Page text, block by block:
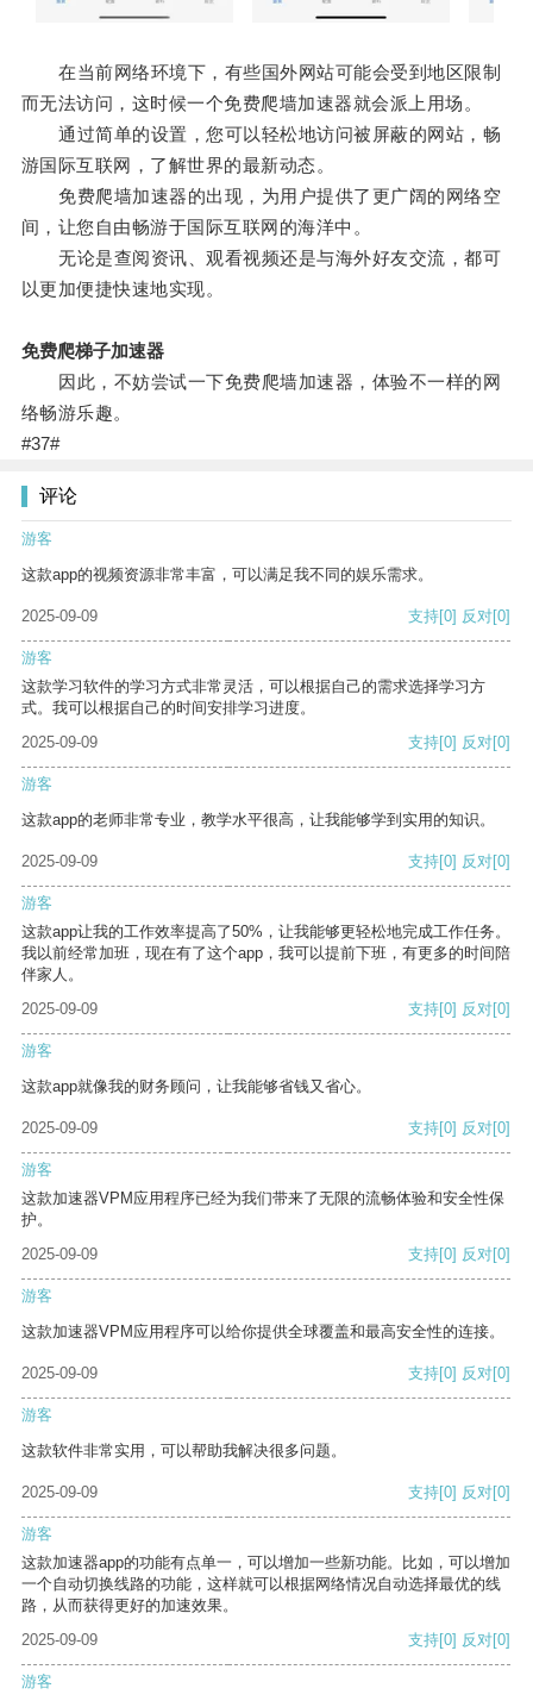
在当前网络环境下，有些国外网站可能会受到地区限制
而无法访问，这时候一个免费爬墙加速器就会派上用场。
通过简单的设置，您可以轻松地访问被屏蔽的网站，畅
游国际互联网，了解世界的最新动态。
免费爬墙加速器的出现，为用户提供了更广阔的网络空
间，让您自由畅游于国际互联网的海洋中。
无论是查阅资讯、观看视频还是与海外好友交流，都可
以更加便捷快速地实现。
免费爬梯子加速器
因此，不妨尝试一下免费爬墙加速器，体验不一样的网
络畅游乐趣。
#37#
评论
游客
这款app的视频资源非常丰富，可以满足我不同的娱乐需求。
2025-09-09 支持[0] 反对[0]
游客
这款学习软件的学习方式非常灵活，可以根据自己的需求选择学习方
式。我可以根据自己的时间安排学习进度。
2025-09-09
支持[0] 反对[0]
游客
这款app的老师非常专业，教学水平很高，让我能够学到实用的知识。
2025-09-09 支持[0] 反对[0]
游客
这款app让我的工作效率提高了50%，让我能够更轻松地完成工作任务。
我以前经常加班，现在有了这个app，我可以提前下班，有更多的时间陪
伴家人。
2025-09-09
支持[0] 反对[0]
游客
这款app就像我的财务顾问，让我能够省钱又省心。
2025-09-09 支持[0] 反对[0]
游客
这款加速器VPM应用程序已经为我们带来了无限的流畅体验和安全性保
护。
2025-09-09
支持[0] 反对[0]
游客
这款加速器VPM应用程序可以给你提供全球覆盖和最高安全性的连接。
2025-09-09 支持[0] 反对[0]
游客
这款软件非常实用，可以帮助我解决很多问题。
2025-09-09 支持[0] 反对[0]
游客
这款加速器app的功能有点单一，可以增加一些新功能。比如，可以增加
一个自动切换线路的功能，这样就可以根据网络情况自动选择最优的线
路，从而获得更好的加速效果。
2025-09-09
支持[0] 反对[0]
游客